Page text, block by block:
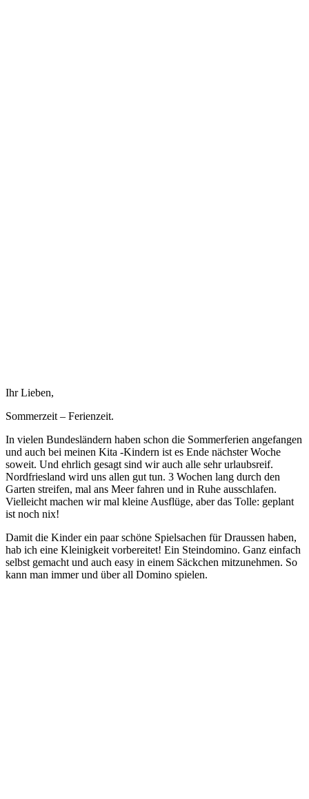
Ihr Lieben,
Sommerzeit – Ferienzeit.
In vielen Bundesländern haben schon die Sommerferien angefangen
und auch bei meinen Kita -Kindern ist es Ende nächster Woche
soweit. Und ehrlich gesagt sind wir auch alle sehr urlaubsreif.
Nordfriesland wird uns allen gut tun. 3 Wochen lang durch den
Garten streifen, mal ans Meer fahren und in Ruhe ausschlafen.
Vielleicht machen wir mal kleine Ausflüge, aber das Tolle: geplant
ist noch nix!
Damit die Kinder ein paar schöne Spielsachen für Draussen haben,
hab ich eine Kleinigkeit vorbereitet! Ein Steindomino. Ganz einfach
selbst gemacht und auch easy in einem Säckchen mitzunehmen. So
kann man immer und über all Domino spielen.